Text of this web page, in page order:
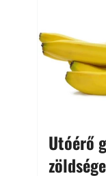
is jelent.
Utóérő